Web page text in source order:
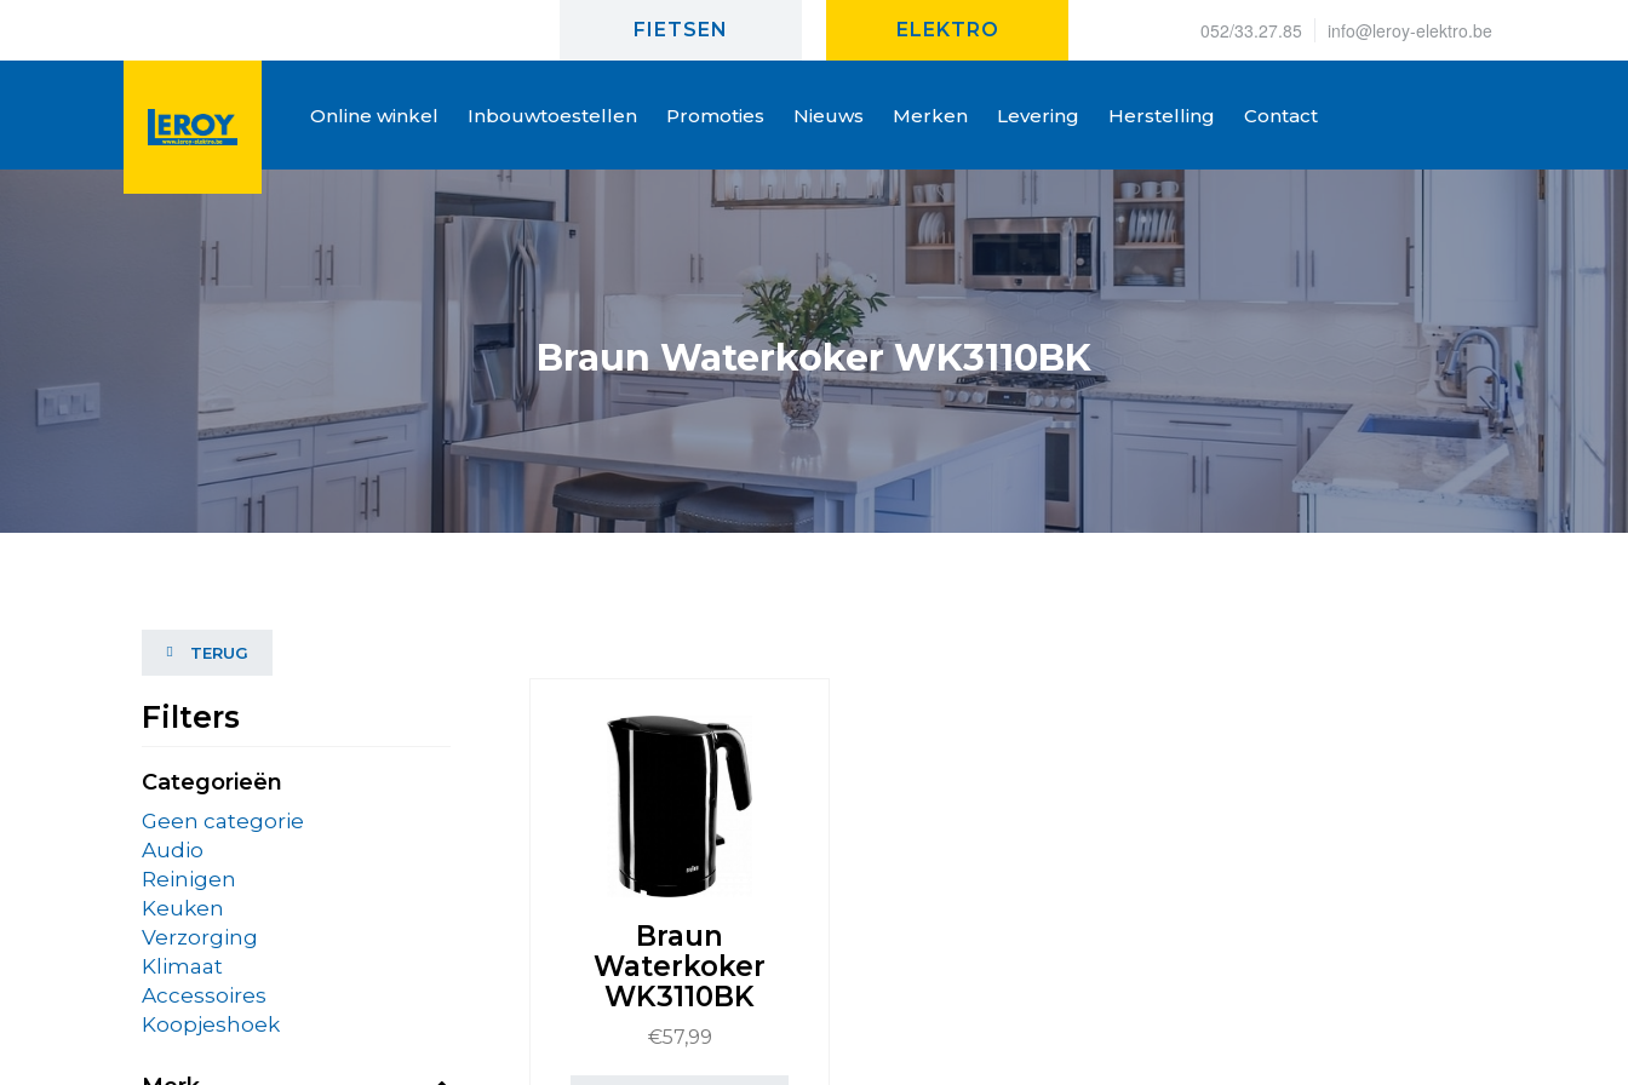
FIETSEN ELEKTRO 052/33.27.85 info@leroy-elektro.be
Online winkel Inbouwtoestellen Promoties Nieuws Merken Levering Herstelling Contact
Braun Waterkoker WK3110BK
TERUG
Filters
Categorieën
Geen categorie
Audio
Reinigen
Keuken
Verzorging
Klimaat
Accessoires
Koopjeshoek
Braun
Waterkoker
WK3110BK
€57,99